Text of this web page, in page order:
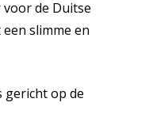
de Duitse
slimme en
gericht op de